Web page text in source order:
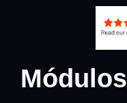
Módulos